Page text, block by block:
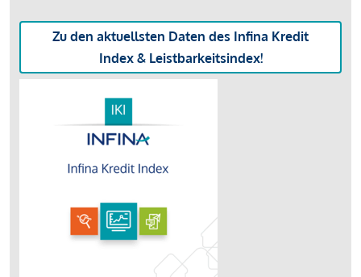
Zu den aktuellsten Daten des Infina Kredit
Index & Leistbarkeitsindex!